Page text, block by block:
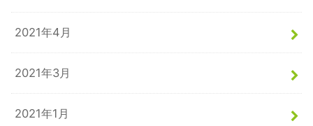
2021年4月
2021年3月
2021年1月